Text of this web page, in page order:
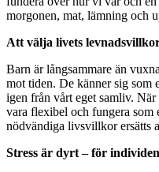
morgonen, mat, lämning och
Att välja livets
Barn är långsammare än
mot tiden. De känner sig som
igen från vårt eget samliv.
vara flexibel och fungera som
nödvändiga livsvillkor ersätts
Stress är dyrt – för